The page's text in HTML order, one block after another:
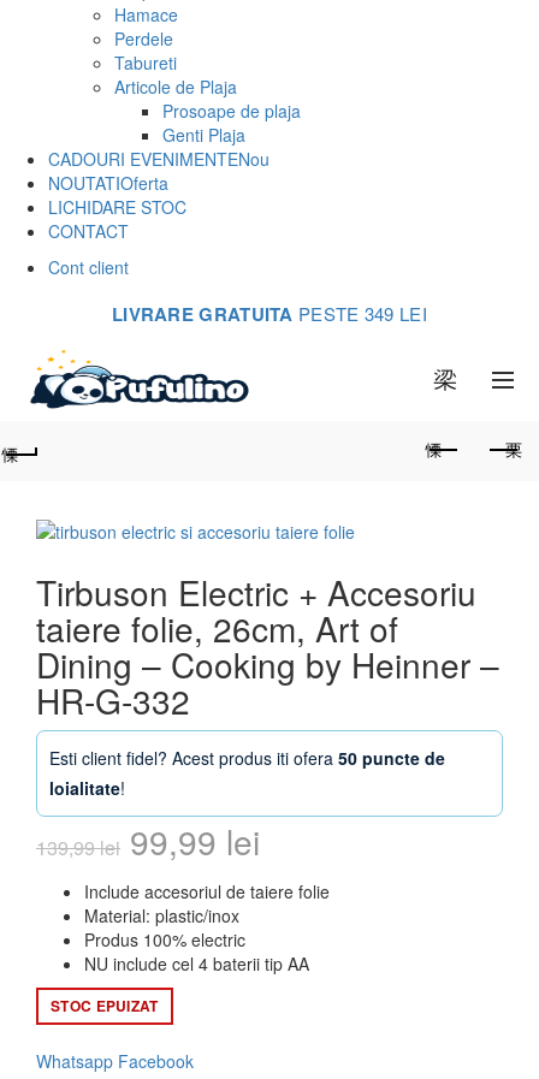
Hamace
Perdele
Tabureti
Articole de Plaja
Prosoape de plaja
Genti Plaja
CADOURI EVENIMENTENou
NOUTATIOferta
LICHIDARE STOC
CONTACT
Cont client
LIVRARE GRATUITA PESTE 349 LEI
Tirbuson Electric + Accesoriu
taiere folie, 26cm, Art of
Dining – Cooking by Heinner –
HR-G-332
Esti client fidel? Acest produs iti ofera 50 puncte de
loialitate!
139,99lei Prețul
inițial
a
fost:
139,99 lei.
99,99 lei
curent
99,99 lei.
Include accesoriul de taiere folie
Material: plastic/inox
Produs 100% electric
NU include cel 4 baterii tip AA
STOC EPUIZAT
Whatsapp Facebook